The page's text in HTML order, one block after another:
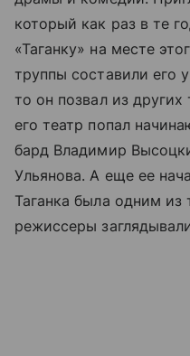
который как раз в те
«Таганку» на месте
труппы составили его
то он позвал из
его театр попал
бард Владимир
Ульянова. А еще ее
Таганка была одним из
режиссеры